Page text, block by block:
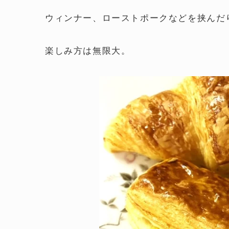
ウィンナー、ローストポークなどを挟んだ
楽しみ方は無限大。